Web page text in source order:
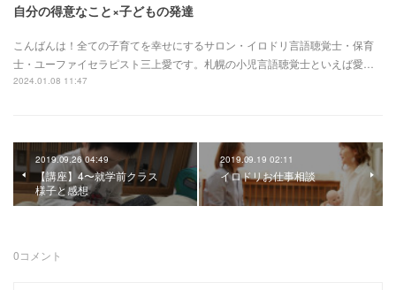
自分の得意なこと×子どもの発達
こんばんは！全ての子育てを幸せにするサロン・イロドリ言語聴覚士・保育
士・ユーファイセラピスト三上愛です。札幌の小児言語聴覚士といえば愛…
2024.01.08 11:47
2019.09.26 04:49
【講座】4〜就学前クラス
様子と感想
2019.09.19 02:11
イロドリお仕事相談
0コメント